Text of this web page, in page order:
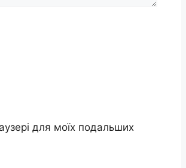
для моїх подальших